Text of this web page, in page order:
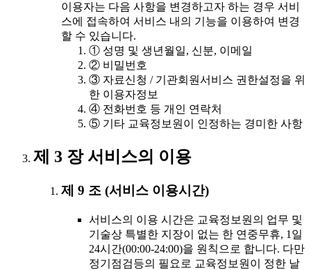
이용자는 다음 사항을 변경하고자 하는 경우 서비
스에 접속하여 서비스 내의 기능을 이용하여 변경
할 수 있습니다.
① 성명 및 생년월일, 신분, 이메일
② 비밀번호
③ 자료신청 / 기관회원서비스 권한설정을 위
한 이용자정보
④ 전화번호 등 개인 연락처
⑤ 기타 교육정보원이 인정하는 경미한 사항
제 3 장 서비스의 이용
제 9 조 (서비스 이용시간)
서비스의 이용 시간은 교육정보원의 업무 및
기술상 특별한 지장이 없는 한 연중무휴, 1일
24시간(00:00-24:00)을 원칙으로 합니다. 다만
정기점검등의 필요로 교육정보원이 정한 날